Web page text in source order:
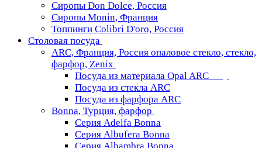
Сиропы Don Dolce, Россия
Сиропы Monin, Франция
Топпинги Colibri D'oro, Россия
Столовая посуда
ARC, Франция, Россия опаловое стекло, стекло,
фарфор, Zenix
Посуда из материала Opal ARC
Посуда из стекла ARC
Посуда из фарфора ARC
Bonna, Турция, фарфор
Серия Adelfa Bonna
Серия Albufera Bonna